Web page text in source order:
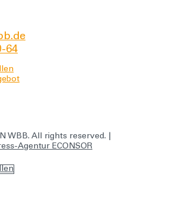
64
WBB. All rights reserved. |
Agentur ECONSOR